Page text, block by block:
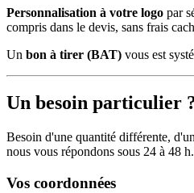
Personnalisation à votre logo par
compris dans le devis, sans frais
Un bon à tirer (BAT) vous est
Un besoin particulier
Besoin d'une quantité différente,
nous vous répondons sous 24 à 48
Vos coordonnées